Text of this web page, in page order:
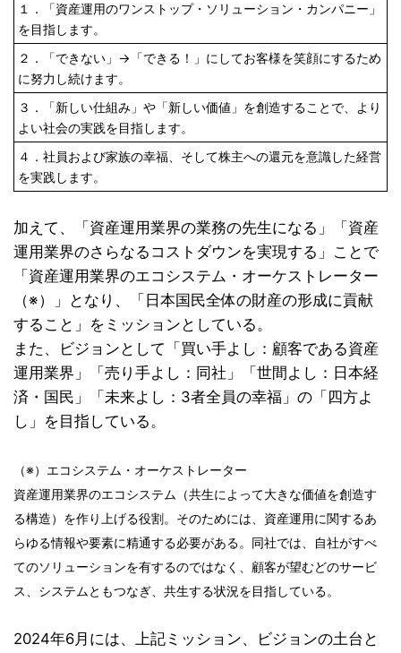
１．「資産運用のワンストップ・ソリューション・カンパニー」
を目指します。
２．「できない」→「できる！」にしてお客様を笑顔にするため
に努力し続けます。
３．「新しい仕組み」や「新しい価値」を創造することで、より
よい社会の実践を目指します。
４．社員および家族の幸福、そして株主への還元を意識した経営
を実践します。
加えて、「資産運用業界の業務の先生になる」「資産
運用業界のさらなるコストダウンを実現する」ことで
「資産運用業界のエコシステム・オーケストレーター
（※）」となり、「日本国民全体の財産の形成に貢献
すること」をミッションとしている。
また、ビジョンとして「買い手よし：顧客である資産
運用業界」「売り手よし：同社」「世間よし：日本経
済・国民」「未来よし：3者全員の幸福」の「四方よ
し」を目指している。
（※）エコシステム・オーケストレーター
資産運用業界のエコシステム（共生によって大きな価値を創造す
る構造）を作り上げる役割。そのためには、資産運用に関するあ
らゆる情報や要素に精通する必要がある。同社では、自社がすべ
てのソリューションを有するのではなく、顧客が望むどのサービ
ス、システムともつなぎ、共生する状況を目指している。
2024年6月には、上記ミッション、ビジョンの土台と